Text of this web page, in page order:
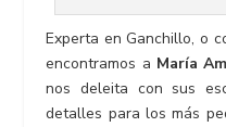
Experta en Ganchillo, o
encontramos a María
nos deleita con sus
detalles para los más